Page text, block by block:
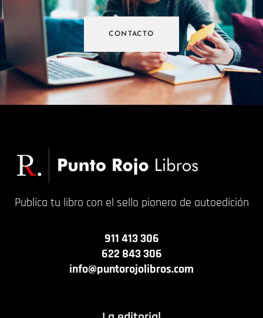
CONTACTO
Publica tu libro con el sello pionero de autoedición
911 413 306
622 843 306
info@puntorojolibros.com